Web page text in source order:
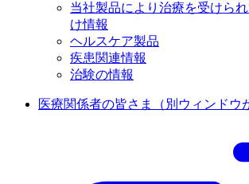
当社製品により治療を受けら
け情報
ヘルスケア製品
疾患関連情報
治験の情報
医療関係者の皆さま （別ウィンドウ